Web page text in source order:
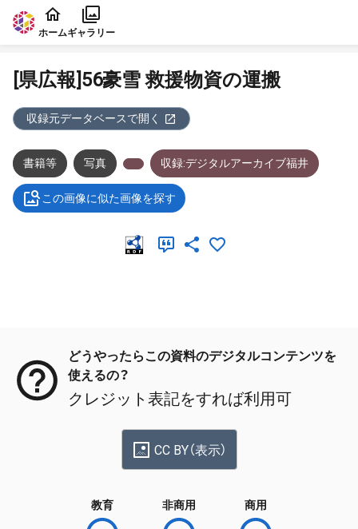
本文に飛ぶ
ホームギャラリー
[県広報]56豪雪 救援物資の運搬
収録元データベースで開く
書籍等 写真 収録:デジタルアーカイブ福井
この画像に似た画像を探す
どうやったらこの資料のデジタルコンテンツを
使えるの？
クレジット表記をすれば利用可
CC BY（表示）
教育 非商用 商用